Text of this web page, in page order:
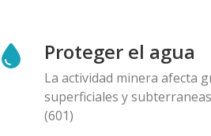
la mina Cobre Panamá
10.12.2025
BLOG ENTRY
Aumenta presión corporativa
Proteger el agua
La actividad minera afecta
superficiales y subterraneas
(601)